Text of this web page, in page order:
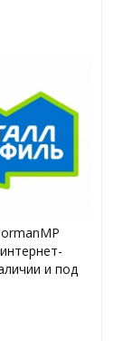
и под